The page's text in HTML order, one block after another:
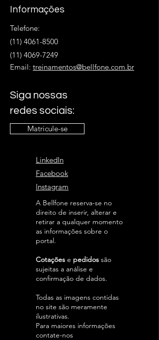
Informações
Telefone:
(11) 4061-8500
(11) 4069-7249
Email: treinamentos@bellfone.com.br
Siga nossas
redes sociais:
Matricule-se
LinkedIn
Facebook
Instagram
A Bellfone reserva-se no
direito de inserir, alterar e
retirar a qualquer momento
as informações sobre o
portal.
Cotações e pedidos são
sujeitas a análise e
confirmação de dados.
Todas as imagens contidas
no site são meramente
ilustrativas.
Para maiores informações
contate-nos